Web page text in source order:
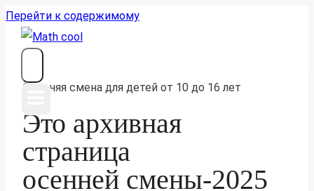
Перейти к содержимому
Осенняя смена для детей от 10 до 16 лет
Это архивная
страница
осенней смены-2025